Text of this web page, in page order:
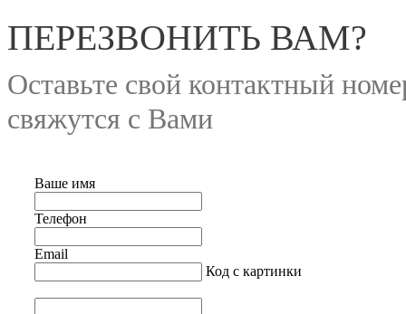
ПЕРЕЗВОНИТЬ ВАМ?
Оставьте свой контактный
свяжутся с Вами
Ваше имя
Телефон
Email
Код с картинки